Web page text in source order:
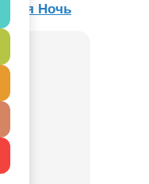
Ночь